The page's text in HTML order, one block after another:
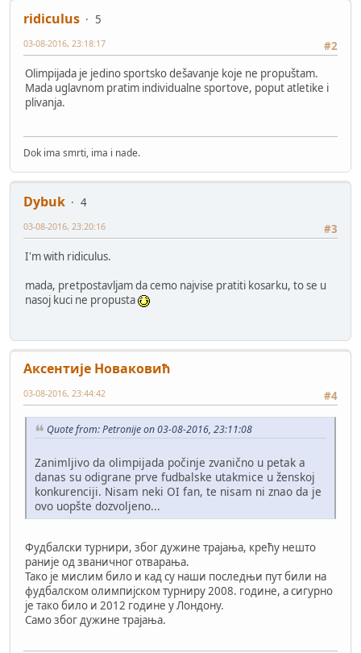
ridiculus
5
#2
03-08-2016, 23:18:17
Olimpijada je jedino sportsko dešavanje koje ne propuštam.
Mada uglavnom pratim individualne sportove, poput atletike i
plivanja.
Dok ima smrti, ima i nade.
Dybuk
4
#3
03-08-2016, 23:20:16
I'm with ridiculus.
mada, pretpostavljam da cemo najvise pratiti kosarku, to se u
nasoj kuci ne propusta
Аксентије Новаковић
#4
03-08-2016, 23:44:42
Quote from: Petronije on 03-08-2016, 23:11:08
Zanimljivo da olimpijada počinje zvanično u petak a
danas su odigrane prve fudbalske utakmice u ženskoj
konkurenciji. Nisam neki OI fan, te nisam ni znao da je
ovo uopšte dozvoljeno...
Фудбалски турнири, због дужине трајања, крећу нешто
раније од званичног отварања.
Тако је мислим било и кад су наши последњи пут били на
фудбалском олимпијском турниру 2008. године, а сигурно
је тако било и 2012 године у Лондону.
Само због дужине трајања.